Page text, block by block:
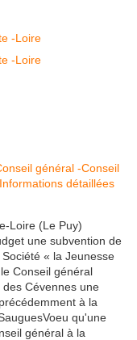
général -Conseil
Informations détaillées
Loire (Le Puy)
une subvention de
« la Jeunesse
Conseil général
Cévennes une
à la
qu'une
général à la